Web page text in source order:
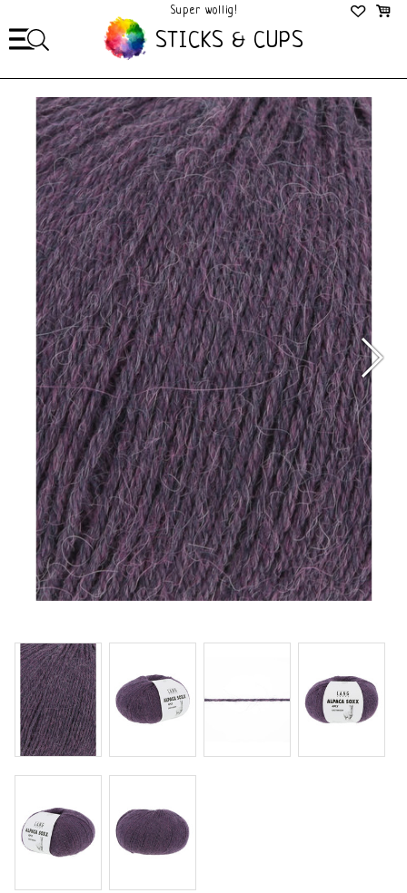
Super wollig!
Mega Gezellig!
STICKS & CUPS